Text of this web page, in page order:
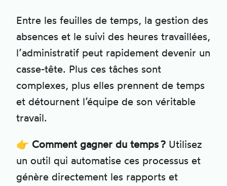
Entre les feuilles de temps, la gestion des
absences et le suivi des heures travaillées,
l’administratif peut rapidement devenir un
casse-tête. Plus ces tâches sont
complexes, plus elles prennent de temps
et détournent l’équipe de son véritable
travail.
👉 Comment gagner du temps ? Utilisez
un outil qui automatise ces processus et
génère directement les rapports et